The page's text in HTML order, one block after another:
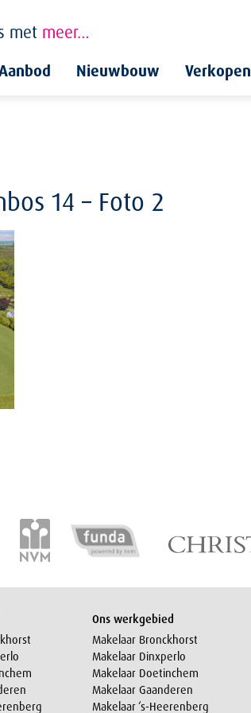
met meer…
Nieuwbouw Verkopen
14 – Foto 2
Ons werkgebied
Makelaar Bronckhorst
Makelaar Dinxperlo
Makelaar Doetinchem
Makelaar Gaanderen
Makelaar ‘s-Heerenberg